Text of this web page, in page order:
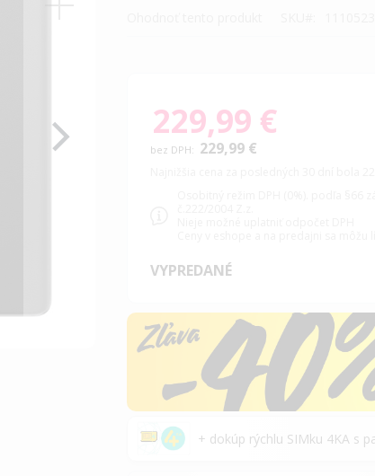
229,99 €
229,99 €
VYPREDANÉ
+ dokúp rýchlu SIMku 4KA s